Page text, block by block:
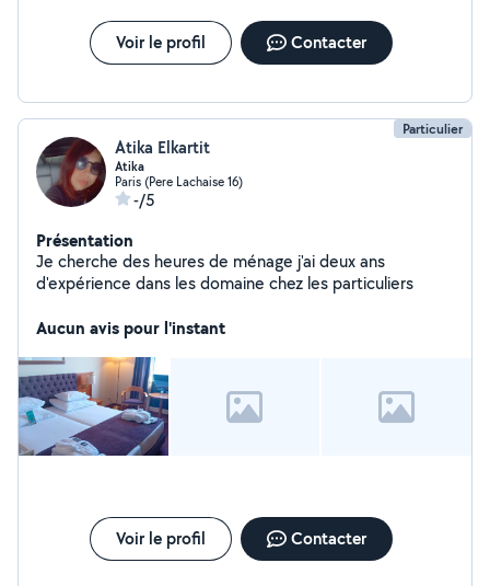
Voir le profil Contacter
Particulier
Atika Elkartit
Atika
Paris (Pere Lachaise 16)
-/5
Présentation
Je cherche des heures de ménage j'ai deux ans
d'expérience dans les domaine chez les particuliers
Aucun avis pour l'instant
Voir le profil Contacter